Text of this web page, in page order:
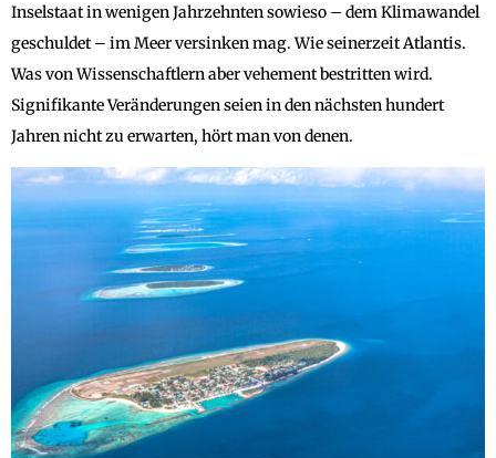
Inselstaat in wenigen Jahrzehnten sowieso – dem Klimawandel
geschuldet – im Meer versinken mag. Wie seinerzeit Atlantis.
Was von Wissenschaftlern aber vehement bestritten wird.
Signifikante Veränderungen seien in den nächsten hundert
Jahren nicht zu erwarten, hört man von denen.